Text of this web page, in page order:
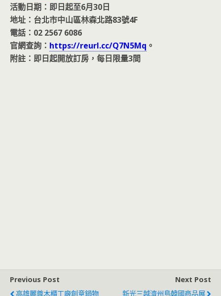
活動日期：即日起至6月30日
地址：台北市中山區林森北路83號4F
電話：02 2567 6086
官網查詢： https://reurl.cc/Q7N5Mq 。
附註：即日起開放訂房，每日限量3間
Previous Post
高雄麗尊木櫃工廠創意鍋物
Next Post
新光三越濟州島韓國商品展